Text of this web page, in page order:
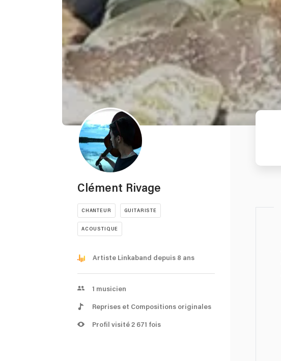
Clément Rivage
CHANTEUR GUITARISTE
ACOUSTIQUE
Artiste Linkaband depuis 8 ans
1 musicien
Reprises et Compositions originales
Profil visité 2 671 fois